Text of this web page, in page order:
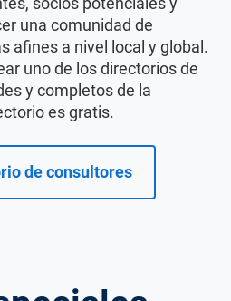
una comunidad de
afines a nivel local y global.
uno de los directorios de
y completos de la
es gratis.
de consultores